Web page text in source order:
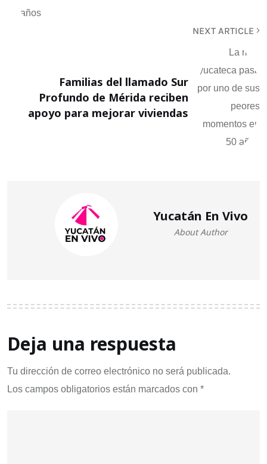
NEXT ARTICLE
Familias del llamado Sur
Profundo de Mérida reciben
apoyo para mejorar viviendas
Yucatán En Vivo
About Author
Deja una respuesta
Tu dirección de correo electrónico no será publicada.
Los campos obligatorios están marcados con *